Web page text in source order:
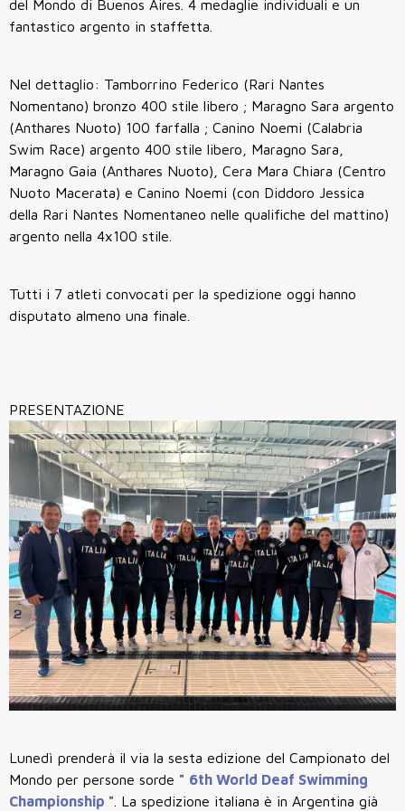
del Mondo di Buenos Aires. 4 medaglie individuali e un
fantastico argento in staffetta.
Nel dettaglio: Tamborrino Federico (Rari Nantes
Nomentano) bronzo 400 stile libero ; Maragno Sara argento
(Anthares Nuoto) 100 farfalla ; Canino Noemi (Calabria
Swim Race) argento 400 stile libero, Maragno Sara,
Maragno Gaia (Anthares Nuoto), Cera Mara Chiara (Centro
Nuoto Macerata) e Canino Noemi (con Diddoro Jessica
della Rari Nantes Nomentaneo nelle qualifiche del mattino)
argento nella 4x100 stile.
Tutti i 7 atleti convocati per la spedizione oggi hanno
disputato almeno una finale.
PRESENTAZIONE
Lunedì prenderà il via la sesta edizione del Campionato del
Mondo per persone sorde " 6th World Deaf Swimming
Championship ". La spedizione italiana è in Argentina già